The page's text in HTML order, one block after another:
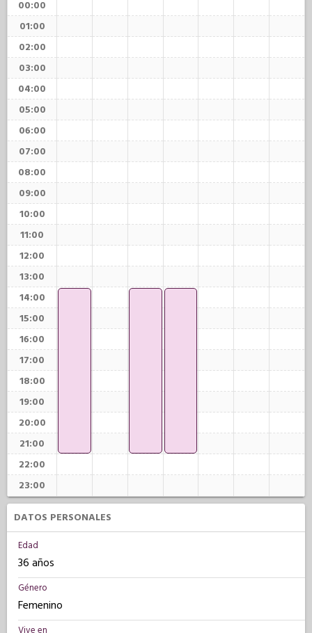
00:00
01:00
02:00
03:00
04:00
05:00
06:00
07:00
08:00
09:00
10:00
11:00
12:00
13:00
14:00
15:00
16:00
17:00
18:00
19:00
20:00
21:00
22:00
23:00
DATOS PERSONALES
Edad
36 años
Género
Femenino
Vive en